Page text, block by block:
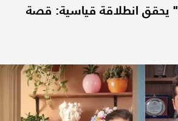
فيلم "حكاية لعبة 5" يحقق انطلاقة قياسية: قصة